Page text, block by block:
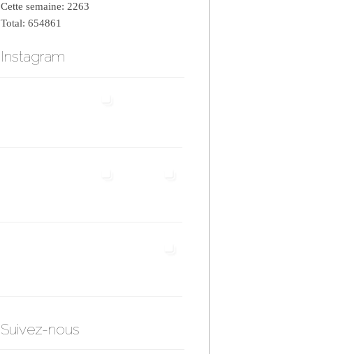
Cette semaine: 2263
Total: 654861
Instagram
Suivez-nous